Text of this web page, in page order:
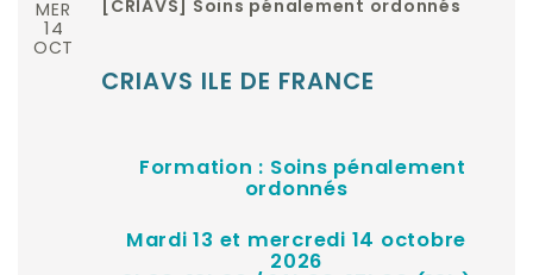
MER
14
OCT
[CRIAVS] Soins pénalement ordonnés
CRIAVS ILE DE FRANCE
Formation : Soins pénalement
ordonnés
Mardi 13 et mercredi 14 octobre
2026